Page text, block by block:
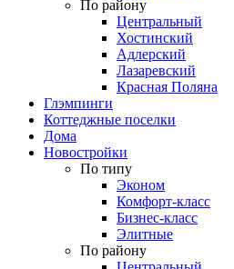
По району
Центральный
Хостинский
Адлерский
Лазаревский
Красная Поляна
Глэмпинги
Коттеджные поселки
Дома
Новостройки
По типу
Эконом
Комфорт-класс
Бизнес-класс
Элитные
По району